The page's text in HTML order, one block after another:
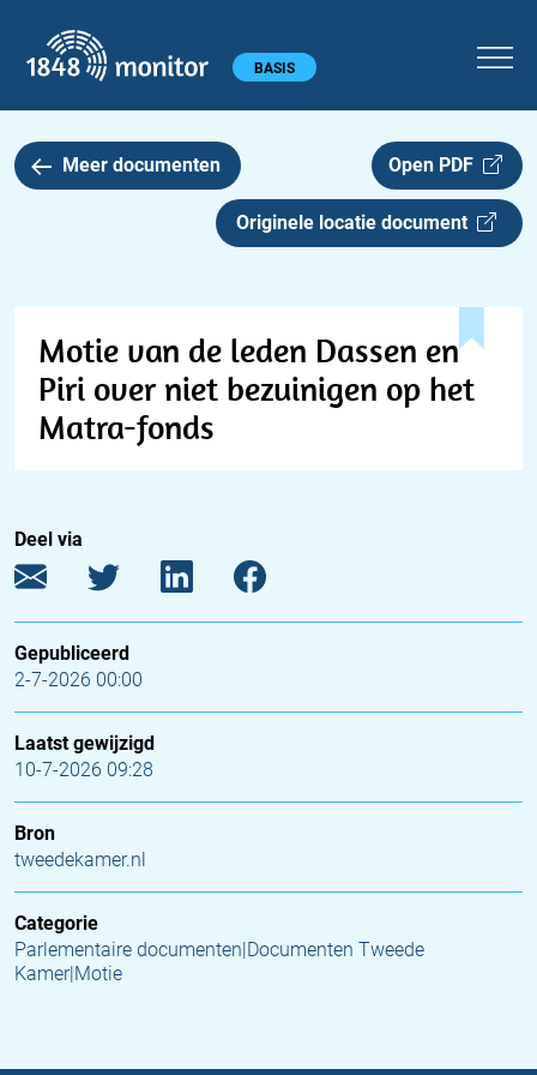
Hoofdmenu BASIS
Meer documenten Open PDF
Originele locatie document
Motie van de leden Dassen en
Piri over niet bezuinigen op het
Matra-fonds
Deel via
Gepubliceerd
2-7-2026 00:00
Laatst gewijzigd
10-7-2026 09:28
Bron
tweedekamer.nl
Categorie
Parlementaire documenten|Documenten Tweede
Kamer|Motie